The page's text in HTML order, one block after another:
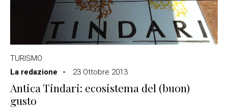
TURISMO
La redazione
23 Ottobre 2013
Antica Tindari: ecosistema del (buon)
gusto